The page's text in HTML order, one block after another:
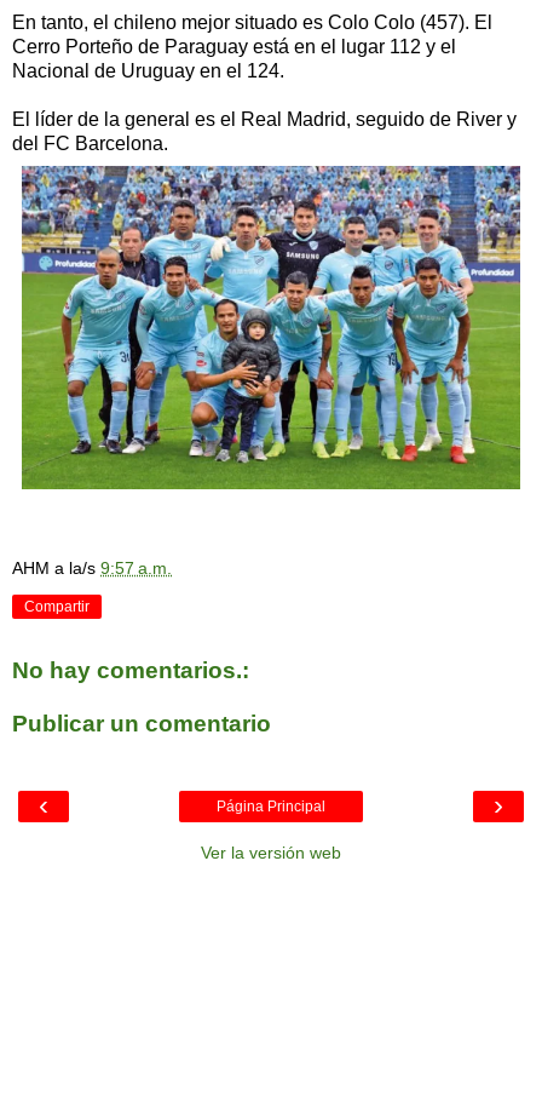
En tanto, el chileno mejor situado es Colo Colo (457). El
Cerro Porteño de Paraguay está en el lugar 112 y el
Nacional de Uruguay en el 124.
El líder de la general es el Real Madrid, seguido de River y
del FC Barcelona.
AHM a la/s 9:57 a.m.
Compartir
No hay comentarios.:
Publicar un comentario
‹ ›
Página Principal
Ver la versión web